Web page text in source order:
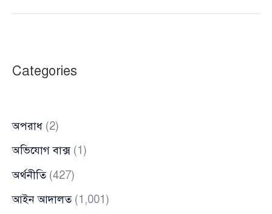
হবে
Categories
অপরাধ (2)
অভিযোগ বাক্স(1)
অর্থনীতি(427)
আইন আদালত(1,001)